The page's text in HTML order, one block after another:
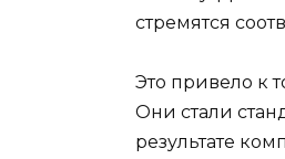
стремятся
Это привело к
Они стали
результате